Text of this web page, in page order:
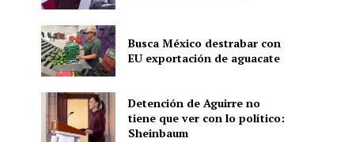
Busca México destrabar con
EU exportación de aguacate
Detención de Aguirre no
tiene que ver con lo político:
Sheinbaum